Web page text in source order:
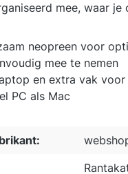
mee, waar je
neopreen voor
mee te nemen
en extra vak voor
PC als Mac